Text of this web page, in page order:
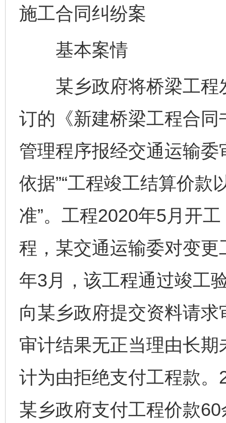
施工合同纠纷案
基本案情
某乡政府将桥梁工程
订的《新建桥梁工程合同
管理程序报经交通运输
依据”“工程竣工结算价款
准”。工程2020年5月开
程，某交通运输委对变
年3月，该工程通过竣工
向某乡政府提交资料请
审计结果无正当理由长
计为由拒绝支付工程款
某乡政府支付工程价款